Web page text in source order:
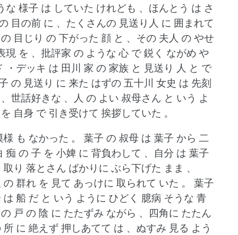
様子 は していた けれども 、ほんとう は さ
目の前 に 、たくさんの 見送り人 に 囲まれて
目じり の 下がった 顔 と 、その 夫人 の やせ
現 を 、批評家 の ような 心 で 鋭く ながめ や
・デッキ は 田川 家 の 家族 と 見送り 人 と で
の 見送り に 来た はずの 五十川 女史 は 先刻
世話好きな 、人 の よい 叔母さん と いう よ
自身 で 引き受けて 挨拶していた 。
も なかった 。
葉子 の 叔母 は 葉子 から 二
の 子 を 小婢 に 背負わして 、自分 は 葉子
り 落とさん ばかりに ぶら下げた まま 、
群れ を 見て あっけに 取られて いた 。
葉子
船 だ と いう ように ひどく 臆病 そうな 青
戸 の 陰 に たたずみ ながら 、四角に たたん
に 絶えず 押しあてて は 、ぬすみ 見る よう